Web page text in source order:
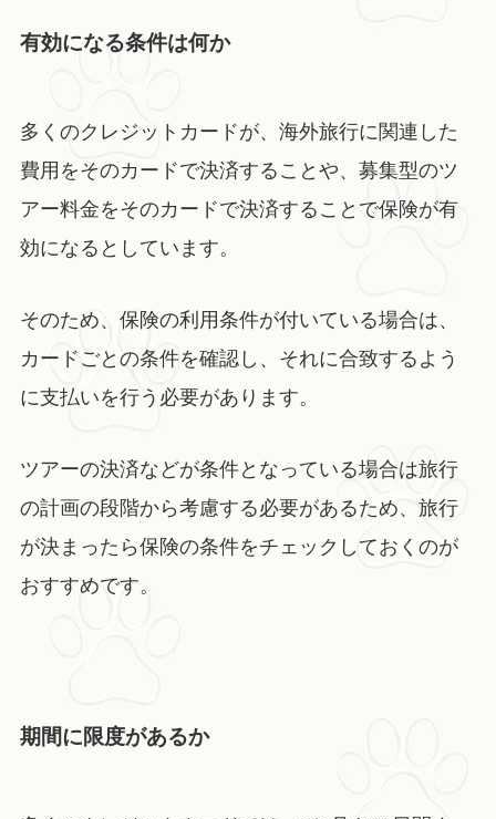
有効になる条件は何か
多くのクレジットカードが、海外旅行に関連した
費用をそのカードで決済することや、募集型のツ
アー料金をそのカードで決済することで保険が有
効になるとしています。
そのため、保険の利用条件が付いている場合は、
カードごとの条件を確認し、それに合致するよう
に支払いを行う必要があります。
ツアーの決済などが条件となっている場合は旅行
の計画の段階から考慮する必要があるため、旅行
が決まったら保険の条件をチェックしておくのが
おすすめです。
期間に限度があるか